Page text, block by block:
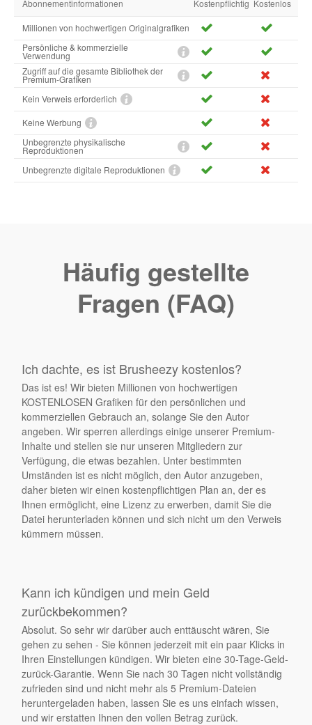
Abonnementinformationen Kostenpflichtig Kostenlos
Millionen von hochwertigen Originalgrafiken
Persönliche & kommerzielle
Verwendung
Zugriff auf die gesamte Bibliothek der
Premium-Grafiken
Kein Verweis erforderlich
Keine Werbung
Unbegrenzte physikalische
Reproduktionen
Unbegrenzte digitale Reproduktionen
Häufig gestellte
Fragen (FAQ)
Ich dachte, es ist Brusheezy kostenlos?
Das ist es! Wir bieten Millionen von hochwertigen
KOSTENLOSEN Grafiken für den persönlichen und
kommerziellen Gebrauch an, solange Sie den Autor
angeben. Wir sperren allerdings einige unserer Premium-
Inhalte und stellen sie nur unseren Mitgliedern zur
Verfügung, die etwas bezahlen. Unter bestimmten
Umständen ist es nicht möglich, den Autor anzugeben,
daher bieten wir einen kostenpflichtigen Plan an, der es
Ihnen ermöglicht, eine Lizenz zu erwerben, damit Sie die
Datei herunterladen können und sich nicht um den Verweis
kümmern müssen.
Kann ich kündigen und mein Geld
zurückbekommen?
Absolut. So sehr wir darüber auch enttäuscht wären, Sie
gehen zu sehen - Sie können jederzeit mit ein paar Klicks in
Ihren Einstellungen kündigen. Wir bieten eine 30-Tage-Geld-
zurück-Garantie. Wenn Sie nach 30 Tagen nicht vollständig
zufrieden sind und nicht mehr als 5 Premium-Dateien
heruntergeladen haben, lassen Sie es uns einfach wissen,
und wir erstatten Ihnen den vollen Betrag zurück.